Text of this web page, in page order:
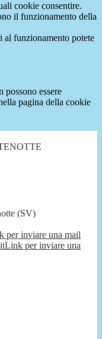
cookie consentire.
il funzionamento della
al funzionamento potete
possono essere
pagina della cookie
(SV)
per inviare una mail
Link per inviare una